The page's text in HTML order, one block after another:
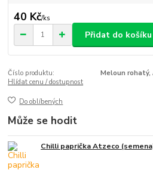
40 Kč/ks
Přidat do košíku
Číslo produktu:
Meloun rohatý,
Hlídat cenu / dostupnost
Do oblíbených
Může se hodit
Chilli paprička Atzeco